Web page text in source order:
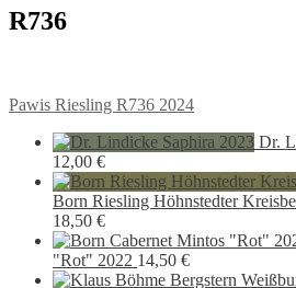
R736
Beitragsnavigation
Vorheriger
Pawis Riesling R736 2024
Dr.
12,00 €
Born Riesling Höhnstedter
18,50 €
"Rot" 2022 14,50 €